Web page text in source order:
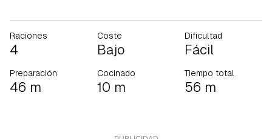
Raciones
4
Coste
Bajo
Dificultad
Fácil
Preparación
46 m
Cocinado
10 m
Tiempo total
56 m